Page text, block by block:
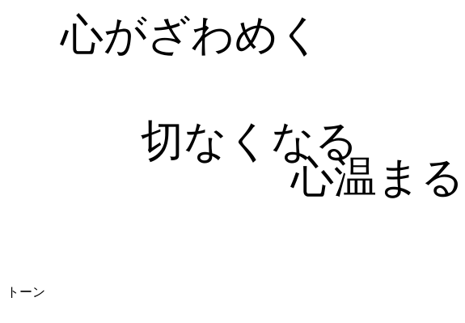
心温まる
切なくなる
心がざわめく
トーン